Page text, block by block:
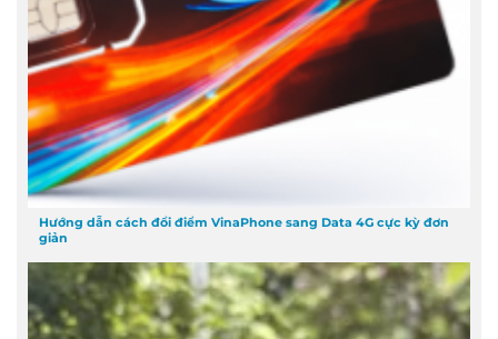
Hướng dẫn cách đổi điểm VinaPhone sang Data 4G cực kỳ đơn
giản